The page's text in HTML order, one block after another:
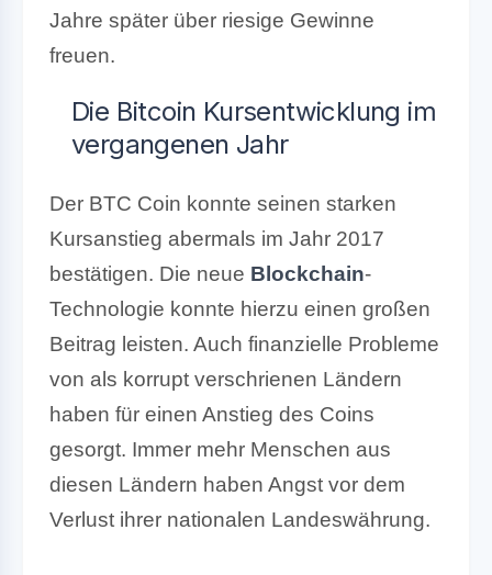
Jahre später über riesige Gewinne
freuen.
Die Bitcoin Kursentwicklung im
vergangenen Jahr
Der BTC Coin konnte seinen starken
Kursanstieg abermals im Jahr 2017
bestätigen. Die neue Blockchain-
Technologie konnte hierzu einen großen
Beitrag leisten. Auch finanzielle Probleme
von als korrupt verschrienen Ländern
haben für einen Anstieg des Coins
gesorgt. Immer mehr Menschen aus
diesen Ländern haben Angst vor dem
Verlust ihrer nationalen Landeswährung.